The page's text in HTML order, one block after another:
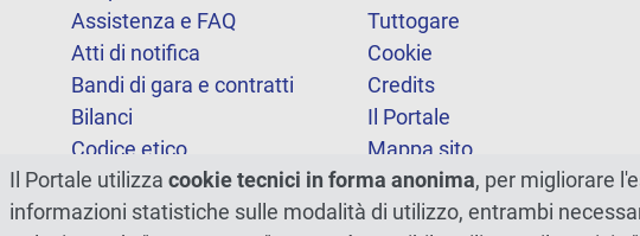
Assistenza e FAQ
Atti di notifica
Bandi di gara e contratti
Bilanci
Codice etico
FOIA
Note legali
Tuttogare
Cookie
Credits
Il Portale
Mappa sito
Statistiche
Dichiarazione di
Il Portale utilizza cookie tecnici in forma anonima, per migliorare
informazioni statistiche sulle modalità di utilizzo, entrambi